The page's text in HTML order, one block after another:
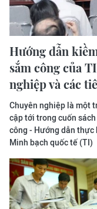
Hướng dẫn
sắm công của
nghiệp và các
Chuyên nghiệp là một
cập tới trong cuốn
công - Hướng dẫn thực
Minh bạch quốc tế (TI)